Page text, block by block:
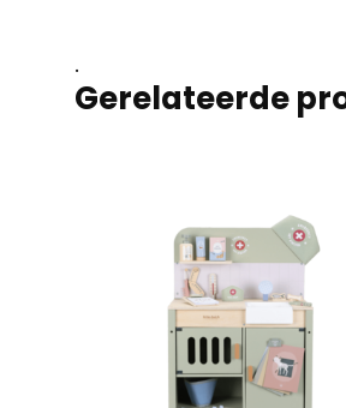
.
Gerelateerde